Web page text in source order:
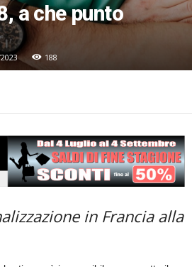
a che punto
188
in Francia alla